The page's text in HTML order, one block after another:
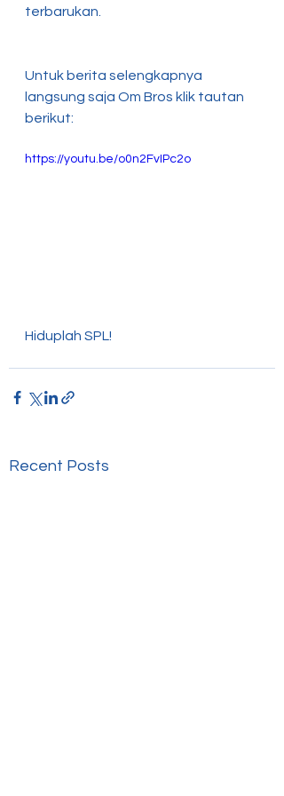
terbarukan.
Untuk berita selengkapnya
langsung saja Om Bros klik tautan
berikut:
https://youtu.be/o0n2FvIPc2o
Hiduplah SPL!
Recent Posts